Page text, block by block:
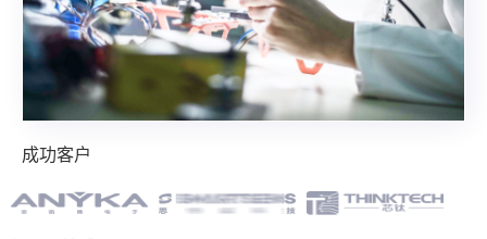
成功客户
成功客户
成功客户
成功客户
成功客户